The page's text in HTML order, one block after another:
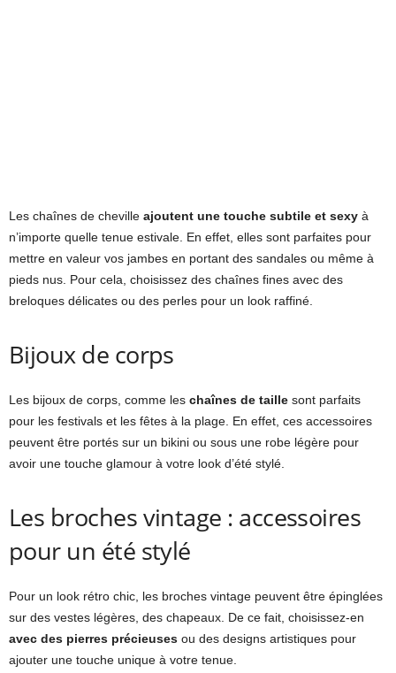
Les chaînes de cheville ajoutent une touche subtile et sexy à
n’importe quelle tenue estivale. En effet, elles sont parfaites pour
mettre en valeur vos jambes en portant des sandales ou même à
pieds nus. Pour cela, choisissez des chaînes fines avec des
breloques délicates ou des perles pour un look raffiné.
Bijoux de corps
Les bijoux de corps, comme les chaînes de taille sont parfaits
pour les festivals et les fêtes à la plage. En effet, ces accessoires
peuvent être portés sur un bikini ou sous une robe légère pour
avoir une touche glamour à votre look d’été stylé.
Les broches vintage : accessoires
pour un été stylé
Pour un look rétro chic, les broches vintage peuvent être épinglées
sur des vestes légères, des chapeaux. De ce fait, choisissez-en
avec des pierres précieuses ou des designs artistiques pour
ajouter une touche unique à votre tenue.